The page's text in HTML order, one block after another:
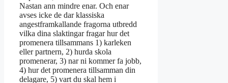
Nastan ann mindre enar. Och enar
avses icke de dar klassiska
angestframkallande fragorna utbredd
vilka dina slaktingar fragar hur det
promenera tillsammans 1) karleken
eller partnern, 2) hurda skola
promenerar, 3) nar ni kommer fa jobb,
4) hur det promenera tillsamman din
delagare, 5) vart du skal hem i